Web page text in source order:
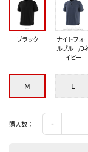
ブラック
ナイトフォ
ルブルー/D
イビー
M L
購入数：